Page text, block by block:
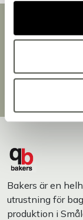
Leverans
Egen
Designat
Bakers är en
utrustning för
produktion i